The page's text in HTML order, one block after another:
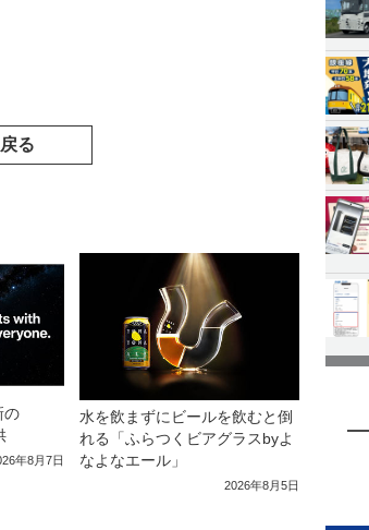
る
の
年8月7日
水を飲まずにビールを飲むと倒
れる「ふらつくビアグラスbyよ
なよなエール」
2026年8月5日